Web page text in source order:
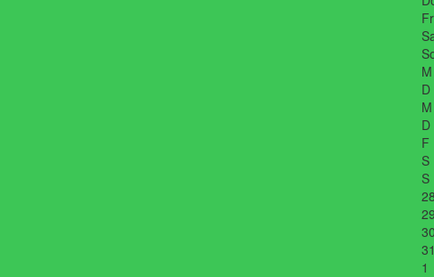
M
D
M
D
F
S
S
1